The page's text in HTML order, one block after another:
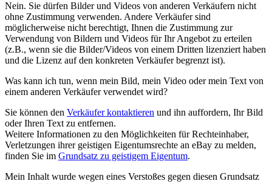
Nein. Sie dürfen Bilder und Videos von anderen Verkäufern nicht
ohne Zustimmung verwenden. Andere Verkäufer sind
möglicherweise nicht berechtigt, Ihnen die Zustimmung zur
Verwendung von Bildern und Videos für Ihr Angebot zu erteilen
(z.B., wenn sie die Bilder/Videos von einem Dritten lizenziert haben
und die Lizenz auf den konkreten Verkäufer begrenzt ist).
Was kann ich tun, wenn mein Bild, mein Video oder mein Text von
einem anderen Verkäufer verwendet wird?
Sie können den Verkäufer kontaktieren und ihn auffordern, Ihr Bild
oder Ihren Text zu entfernen.
Weitere Informationen zu den Möglichkeiten für Rechteinhaber,
Verletzungen ihrer geistigen Eigentumsrechte an eBay zu melden,
finden Sie im Grundsatz zu geistigem Eigentum.
Mein Inhalt wurde wegen eines Verstoßes gegen diesen Grundsatz